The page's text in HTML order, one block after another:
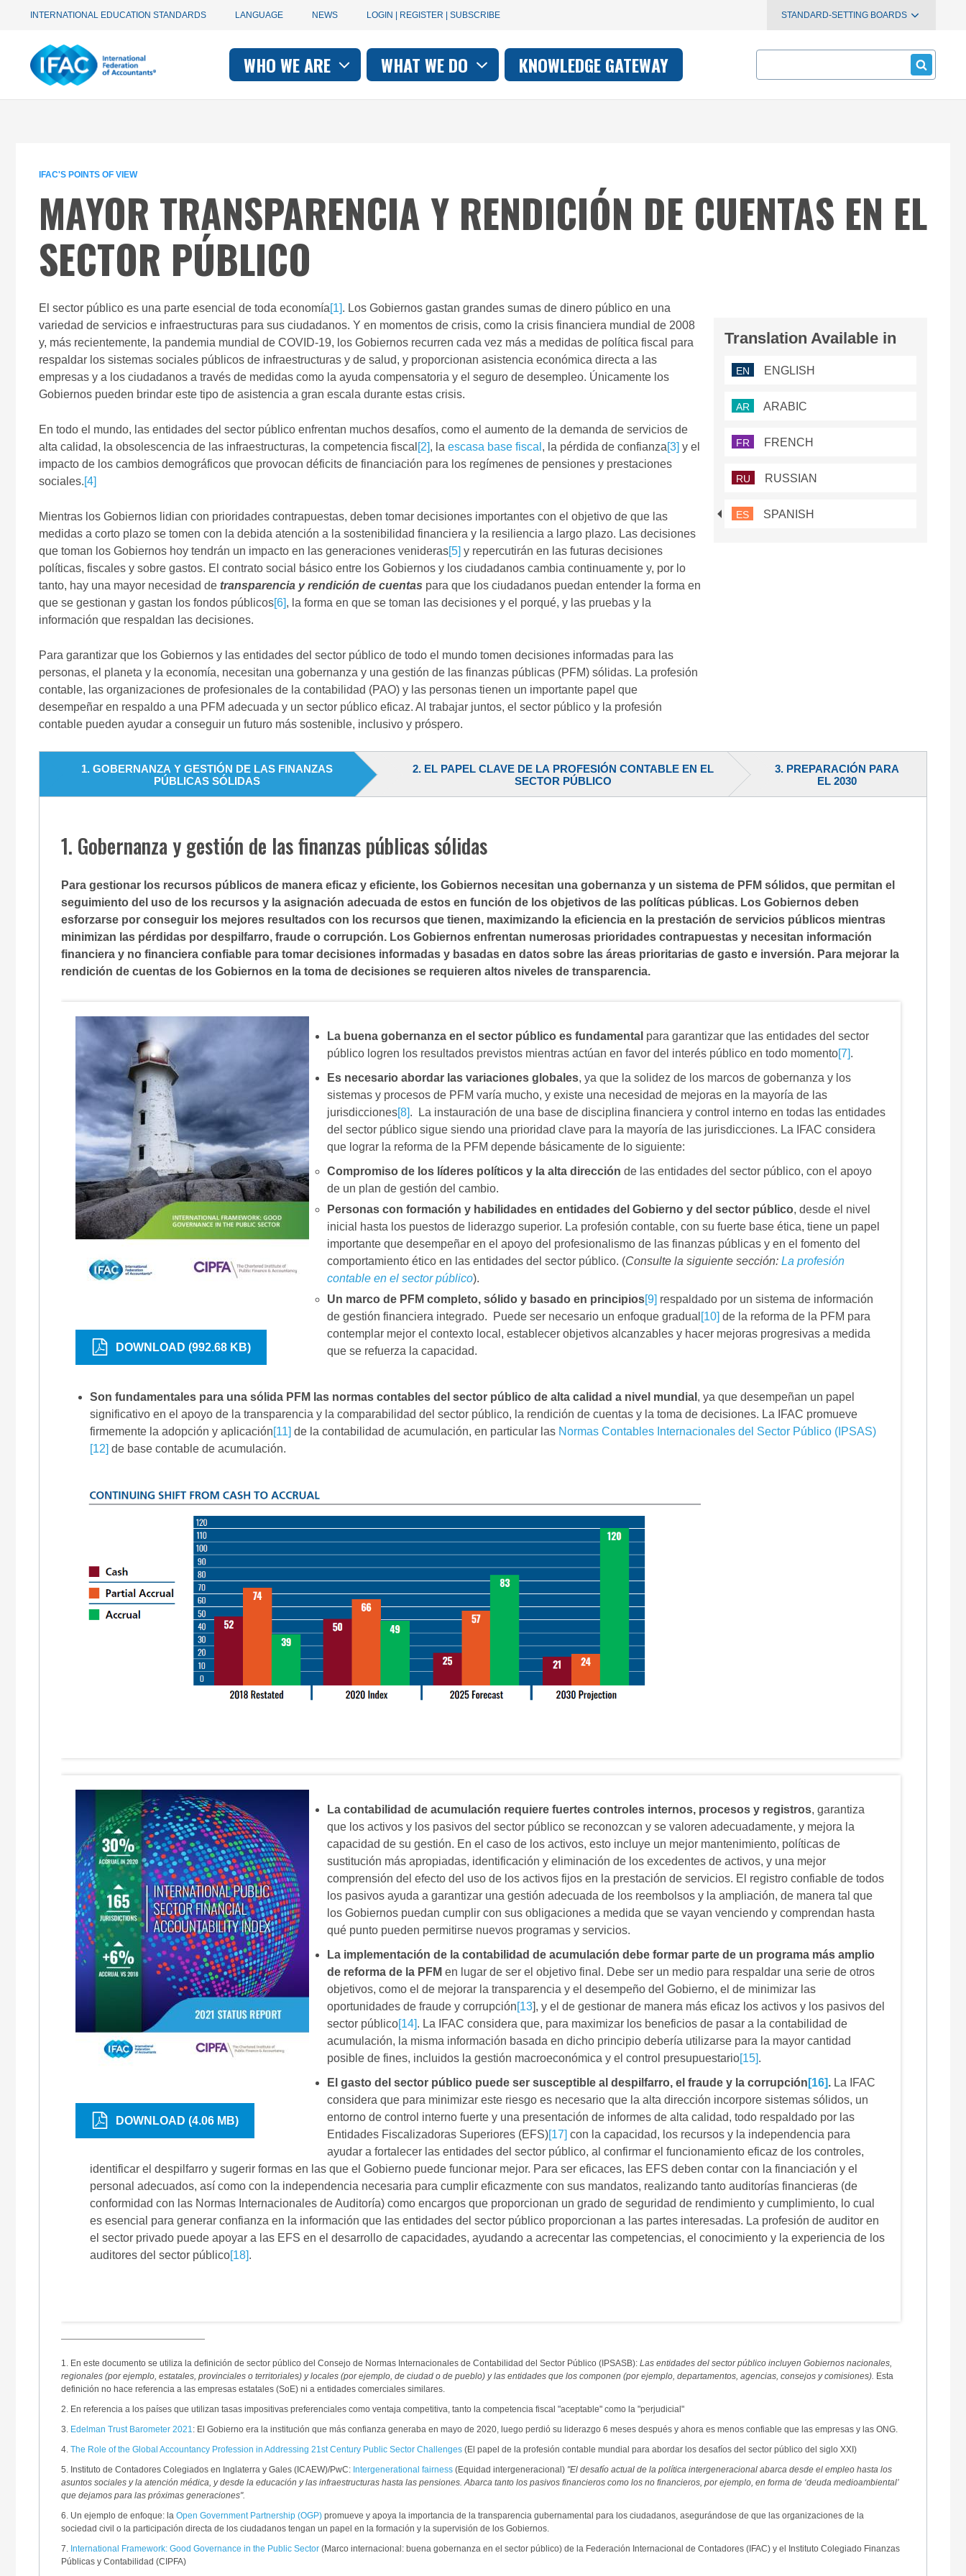
Utility
navigation
INTERNATIONAL EDUCATION STANDARDS LANGUAGE NEWS
User
account
menu
LOGIN | REGISTER | SUBSCRIBE STANDARD-SETTING BOARDS
Main
navigation
WHO WE ARE WHAT WE DO KNOWLEDGE GATEWAY Search
IFAC'S POINTS OF VIEW
MAYOR TRANSPARENCIA Y RENDICIÓN DE CUENTAS EN EL
SECTOR PÚBLICO
El sector público es una parte esencial de toda economía[1]. Los Gobiernos gastan grandes sumas de dinero público en una
variedad de servicios e infraestructuras para sus ciudadanos. Y en momentos de crisis, como la crisis financiera mundial de 2008
y, más recientemente, la pandemia mundial de COVID-19, los Gobiernos recurren cada vez más a medidas de política fiscal para
respaldar los sistemas sociales públicos de infraestructuras y de salud, y proporcionan asistencia económica directa a las
empresas y a los ciudadanos a través de medidas como la ayuda compensatoria y el seguro de desempleo. Únicamente los
Gobiernos pueden brindar este tipo de asistencia a gran escala durante estas crisis.
En todo el mundo, las entidades del sector público enfrentan muchos desafíos, como el aumento de la demanda de servicios de
alta calidad, la obsolescencia de las infraestructuras, la competencia fiscal [2], la escasa base fiscal , la pérdida de confianza[3] y el
impacto de los cambios demográficos que provocan déficits de financiación para los regímenes de pensiones y prestaciones
sociales.[4]
Mientras los Gobiernos lidian con prioridades contrapuestas, deben tomar decisiones importantes con el objetivo de que las
medidas a corto plazo se tomen con la debida atención a la sostenibilidad financiera y la resiliencia a largo plazo. Las decisiones
que toman los Gobiernos hoy tendrán un impacto en las generaciones venideras[5] y repercutirán en las futuras decisiones
políticas, fiscales y sobre gastos. El contrato social básico entre los Gobiernos y los ciudadanos cambia continuamente y, por lo
tanto, hay una mayor necesidad de transparencia y rendición de cuentas para que los ciudadanos puedan entender la forma en
que se gestionan y gastan los fondos públicos[6], la forma en que se toman las decisiones y el porqué, y las pruebas y la
información que respaldan las decisiones.
Para garantizar que los Gobiernos y las entidades del sector público de todo el mundo tomen decisiones informadas para las
personas, el planeta y la economía, necesitan una gobernanza y una gestión de las finanzas públicas (PFM) sólidas. La profesión
contable, las organizaciones de profesionales de la contabilidad (PAO) y las personas tienen un importante papel que
desempeñar en respaldo a una PFM adecuada y un sector público eficaz. Al trabajar juntos, el sector público y la profesión
contable pueden ayudar a conseguir un futuro más sostenible, inclusivo y próspero.
Translation Available in
EN ENGLISH
AR ARABIC
FR FRENCH
RU RUSSIAN
ES SPANISH
1. GOBERNANZA Y GESTIÓN DE LAS FINANZAS
PÚBLICAS SÓLIDAS
2. EL PAPEL CLAVE DE LA PROFESIÓN CONTABLE EN EL
SECTOR PÚBLICO
3. PREPARACIÓN PARA
EL 2030
1. Gobernanza y gestión de las finanzas públicas sólidas
Para gestionar los recursos públicos de manera eficaz y eficiente, los Gobiernos necesitan una gobernanza y un sistema de PFM sólidos, que permitan el
seguimiento del uso de los recursos y la asignación adecuada de estos en función de los objetivos de las políticas públicas. Los Gobiernos deben
esforzarse por conseguir los mejores resultados con los recursos que tienen, maximizando la eficiencia en la prestación de servicios públicos mientras
minimizan las pérdidas por despilfarro, fraude o corrupción. Los Gobiernos enfrentan numerosas prioridades contrapuestas y necesitan información
financiera y no financiera confiable para tomar decisiones informadas y basadas en datos sobre las áreas prioritarias de gasto e inversión. Para mejorar la
rendición de cuentas de los Gobiernos en la toma de decisiones se requieren altos niveles de transparencia.
DOWNLOAD (992.68 KB)
La buena gobernanza en el sector público es fundamental para garantizar que las entidades del sector
público logren los resultados previstos mientras actúan en favor del interés público en todo momento[7].
Es necesario abordar las variaciones globales, ya que la solidez de los marcos de gobernanza y los
sistemas y procesos de PFM varía mucho, y existe una necesidad de mejoras en la mayoría de las
jurisdicciones[8]. La instauración de una base de disciplina financiera y control interno en todas las entidades
del sector público sigue siendo una prioridad clave para la mayoría de las jurisdicciones. La IFAC considera
que lograr la reforma de la PFM depende básicamente de lo siguiente:
Compromiso de los líderes políticos y la alta dirección de las entidades del sector público, con el apoyo
de un plan de gestión del cambio.
Personas con formación y habilidades en entidades del Gobierno y del sector público, desde el nivel
inicial hasta los puestos de liderazgo superior. La profesión contable, con su fuerte base ética, tiene un papel
importante que desempeñar en el apoyo del profesionalismo de las finanzas públicas y en el fomento del
comportamiento ético en las entidades del sector público. (Consulte la siguiente sección: La profesión
contable en el sector público).
Un marco de PFM completo, sólido y basado en principios[9] respaldado por un sistema de información
de gestión financiera integrado. Puede ser necesario un enfoque gradual [10] de la reforma de la PFM para
contemplar mejor el contexto local, establecer objetivos alcanzables y hacer mejoras progresivas a medida
que se refuerza la capacidad.
Son fundamentales para una sólida PFM las normas contables del sector público de alta calidad a nivel mundial , ya que desempeñan un papel
significativo en el apoyo de la transparencia y la comparabilidad del sector público, la rendición de cuentas y la toma de decisiones. La IFAC promueve
firmemente la adopción y aplicación[11] de la contabilidad de acumulación, en particular las Normas Contables Internacionales del Sector Público (IPSAS)
[12] de base contable de acumulación.
DOWNLOAD (4.06 MB)
La contabilidad de acumulación requiere fuertes controles internos, procesos y registros, garantiza
que los activos y los pasivos del sector público se reconozcan y se valoren adecuadamente, y mejora la
capacidad de su gestión. En el caso de los activos, esto incluye un mejor mantenimiento, políticas de
sustitución más apropiadas, identificación y eliminación de los excedentes de activos, y una mejor
comprensión del efecto del uso de los activos fijos en la prestación de servicios. El registro confiable de todos
los pasivos ayuda a garantizar una gestión adecuada de los reembolsos y la ampliación, de manera tal que
los Gobiernos puedan cumplir con sus obligaciones a medida que se vayan venciendo y comprendan hasta
qué punto pueden permitirse nuevos programas y servicios.
La implementación de la contabilidad de acumulación debe formar parte de un programa más amplio
de reforma de la PFM en lugar de ser el objetivo final. Debe ser un medio para respaldar una serie de otros
objetivos, como el de mejorar la transparencia y el desempeño del Gobierno, el de minimizar las
oportunidades de fraude y corrupción[13], y el de gestionar de manera más eficaz los activos y los pasivos del
sector público[14]. La IFAC considera que, para maximizar los beneficios de pasar a la contabilidad de
acumulación, la misma información basada en dicho principio debería utilizarse para la mayor cantidad
posible de fines, incluidos la gestión macroeconómica y el control presupuestario[15].
El gasto del sector público puede ser susceptible al despilfarro, el fraude y la corrupción [16]. La IFAC
considera que para minimizar este riesgo es necesario que la alta dirección incorpore sistemas sólidos, un
entorno de control interno fuerte y una presentación de informes de alta calidad, todo respaldado por las
Entidades Fiscalizadoras Superiores (EFS)[17] con la capacidad, los recursos y la independencia para
ayudar a fortalecer las entidades del sector público, al confirmar el funcionamiento eficaz de los controles,
identificar el despilfarro y sugerir formas en las que el Gobierno puede funcionar mejor. Para ser eficaces, las EFS deben contar con la financiación y el
personal adecuados, así como con la independencia necesaria para cumplir eficazmente con sus mandatos, realizando tanto auditorías financieras (de
conformidad con las Normas Internacionales de Auditoría) como encargos que proporcionan un grado de seguridad de rendimiento y cumplimiento, lo cual
es esencial para generar confianza en la información que las entidades del sector público proporcionan a las partes interesadas. La profesión de auditor en
el sector privado puede apoyar a las EFS en el desarrollo de capacidades, ayudando a acrecentar las competencias, el conocimiento y la experiencia de los
auditores del sector público[18].
1. En este documento se utiliza la definición de sector público del Consejo de Normas Internacionales de Contabilidad del Sector Público (IPSASB): Las entidades del sector público incluyen Gobiernos nacionales,
regionales (por ejemplo, estatales, provinciales o territoriales) y locales (por ejemplo, de ciudad o de pueblo) y las entidades que los componen (por ejemplo, departamentos, agencias, consejos y comisiones). Esta
definición no hace referencia a las empresas estatales (SoE) ni a entidades comerciales similares.
2. En referencia a los países que utilizan tasas impositivas preferenciales como ventaja competitiva, tanto la competencia fiscal "aceptable" como la "perjudicial"
3. Edelman Trust Barometer 2021: El Gobierno era la institución que más confianza generaba en mayo de 2020, luego perdió su liderazgo 6 meses después y ahora es menos confiable que las empresas y las ONG.
4. The Role of the Global Accountancy Profession in Addressing 21st Century Public Sector Challenges (El papel de la profesión contable mundial para abordar los desafíos del sector público del siglo XXI)
5. Instituto de Contadores Colegiados en Inglaterra y Gales (ICAEW)/PwC: Intergenerational fairness (Equidad intergeneracional) "El desafío actual de la política intergeneracional abarca desde el empleo hasta los
asuntos sociales y la atención médica, y desde la educación y las infraestructuras hasta las pensiones. Abarca tanto los pasivos financieros como los no financieros, por ejemplo, en forma de ‘deuda medioambiental’
que dejamos para las próximas generaciones".
6. Un ejemplo de enfoque: la Open Government Partnership (OGP) promueve y apoya la importancia de la transparencia gubernamental para los ciudadanos, asegurándose de que las organizaciones de la
sociedad civil o la participación directa de los ciudadanos tengan un papel en la formación y la supervisión de los Gobiernos.
7. International Framework: Good Governance in the Public Sector (Marco internacional: buena gobernanza en el sector público) de la Federación Internacional de Contadores (IFAC) y el Instituto Colegiado Finanzas
Públicas y Contabilidad (CIPFA)